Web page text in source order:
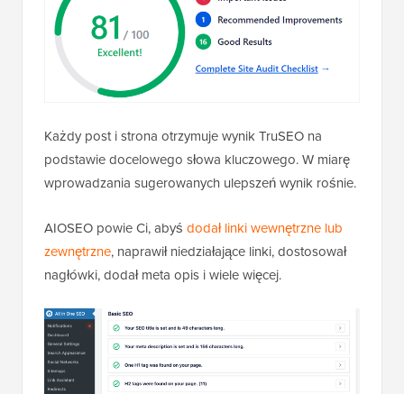
Każdy post i strona otrzymuje wynik TruSEO na
podstawie docelowego słowa kluczowego. W miarę
wprowadzania sugerowanych ulepszeń wynik rośnie.
AIOSEO powie Ci, abyś dodał linki wewnętrzne lub
zewnętrzne, naprawił niedziałające linki, dostosował
nagłówki, dodał meta opis i wiele więcej.